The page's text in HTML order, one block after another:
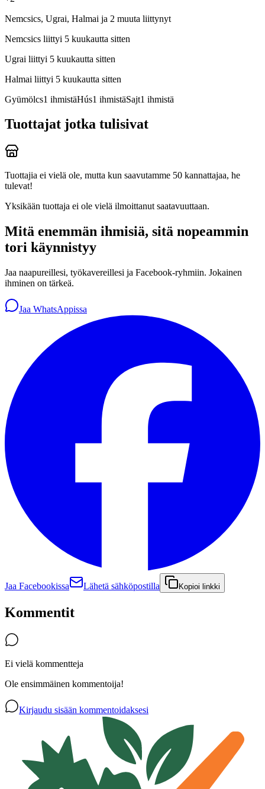
Nemcsics, Ugrai, Halmai ja 2 muuta liittynyt
Nemcsics liittyi 5 kuukautta sitten
Ugrai liittyi 5 kuukautta sitten
Halmai liittyi 5 kuukautta sitten
Gyümölcs1 ihmistäHús1 ihmistäSajt1 ihmistä
Tuottajat jotka tulisivat
Tuottajia ei vielä ole, mutta kun saavutamme 50 kannattajaa, he
tulevat!
Yksikään tuottaja ei ole vielä ilmoittanut saatavuuttaan.
Mitä enemmän ihmisiä, sitä nopeammin
tori käynnistyy
Jaa naapureillesi, työkavereillesi ja Facebook-ryhmiin. Jokainen
ihminen on tärkeä.
Jaa WhatsAppissa
Jaa Facebookissa Lähetä sähköpostilla Kopioi linkki
Kommentit
Ei vielä kommentteja
Ole ensimmäinen kommentoija!
Kirjaudu sisään kommentoidaksesi